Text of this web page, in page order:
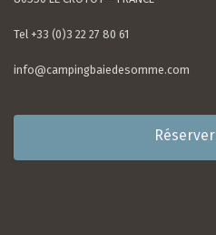
Tel +33 (0)3 22 27 80 61
info@campingbaiedesomme.com
Réserver